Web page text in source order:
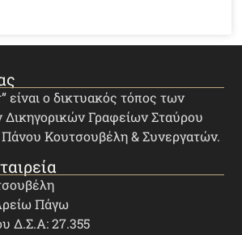
είναι ο δικτυακός τόπος των
Γραφείων Σταύρου
Κουτσουβέλη & Συνεργατών.
Πάγω
Δ.Σ.Α: 27.355